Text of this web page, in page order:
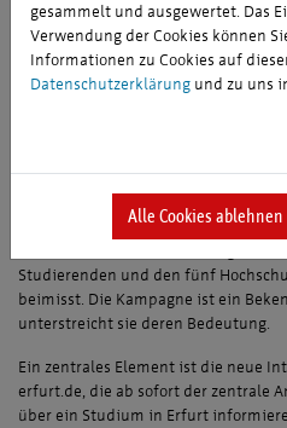
Christian Fothe, Geschäftsführer der
Kampagne setzt genau hier an. Wir
den Fokus und geben ihr als
aus Print, Online und digitaler
verschiedenen Kanälen wirkungsvoll
Prof. Dr. Uta Scheunert ist
Hochschule und akademische
Vorsitzende des Kommunalen
hat sie die Entstehung der
Studierenden und den fünf
beimisst. Die Kampagne ist ein
unterstreicht sie deren Bedeutung.
Ein zentrales Element ist die neue
erfurt.de, die ab sofort der zentrale
über ein Studium in Erfurt
gesammelt und ausgewertet. Das
Verwendung der Cookies können
Informationen zu Cookies auf
Datenschutzerklärung und zu uns
Alle Cookies ablehnen